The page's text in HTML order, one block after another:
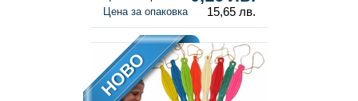
Цена за опаковка 15,65 лв.
НОВО